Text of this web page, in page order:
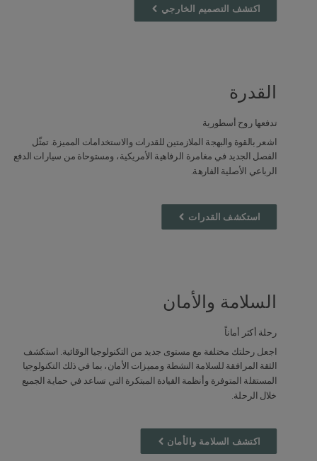
اكتشف التصميم الخارجي
القدرة
تدفعها روح أسطورية
اشعر بالقوة والبهجة الملازمتين للقدرات والاستخدامات المميزة. تمثّل
الفصل الجديد في مغامرة الرفاهية الأمريكية، ومستوحاة من سيارات الدفع
الرباعي الأصلية الفارهة.
استكشف القدرات
السلامة والأمان
رحلة أكثر أماناً
اجعل رحلتك مختلفة مع مستوى جديد من التكنولوجيا الوقائية. استكشف
الثقة المرافقة للسلامة النشطة ومميزات الأمان، بما في ذلك التكنولوجيا
المستقلة المتوفرة وأنظمة القيادة المبتكرة التي تساعد في حماية الجميع
خلال الرحلة.
اكتشف السلامة والأمان